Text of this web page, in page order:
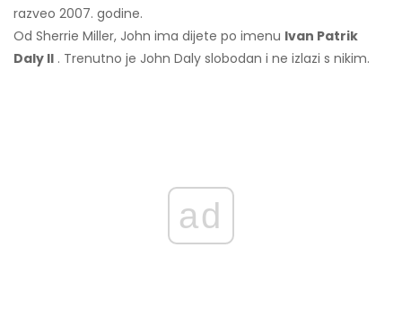
razveo 2007. godine.
Od Sherrie Miller, John ima dijete po imenu Ivan Patrik
Daly II . Trenutno je John Daly slobodan i ne izlazi s nikim.
ad